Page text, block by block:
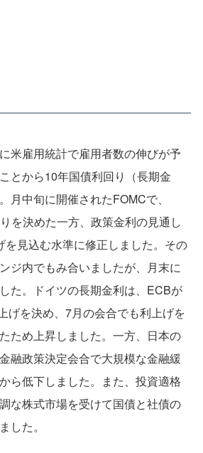
米雇用統計で雇用者数の伸びが予
とから10年国債利回り（長期金
月中旬に開催されたFOMCで、
を決めた一方、政策金利の見通し
を見込む水準に修正しました。その
ジ内でもみ合いましたが、月末に
た。ドイツの長期金利は、ECBが
げを決め、7月の会合でも利上げを
ため上昇しました。一方、日本の
融政策決定会合で大規模な金融緩
ら低下しました。また、投資適格
な株式市場を受けて国債と社債の
した。